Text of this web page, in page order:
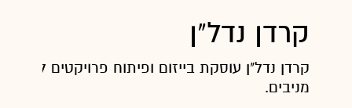
קרדן נדל"ן
קרדן נדל"ן עוסקת בייזום ופיתוח פרויקטים
מניבים.